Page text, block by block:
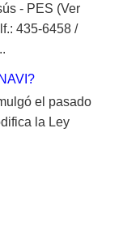
- PES (Ver
435-6458 /
el pasado
la Ley